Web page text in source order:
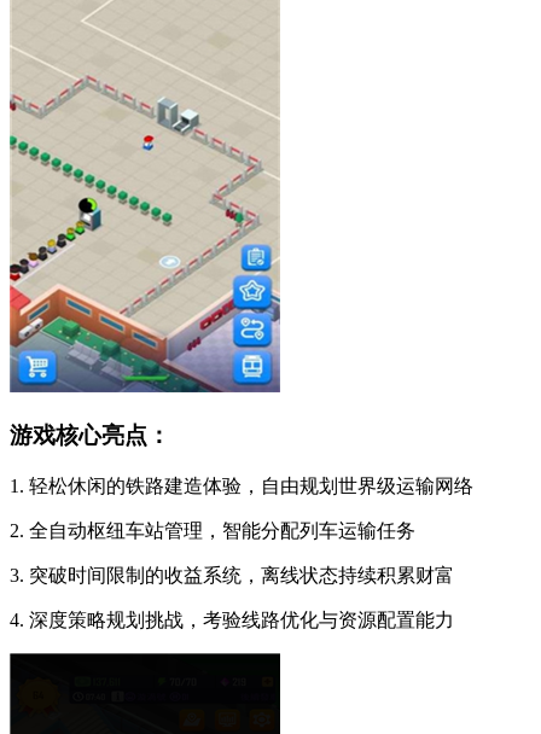
游戏核心亮点：
1. 轻松休闲的铁路建造体验，自由规划世界级运输网络
2. 全自动枢纽车站管理，智能分配列车运输任务
3. 突破时间限制的收益系统，离线状态持续积累财富
4. 深度策略规划挑战，考验线路优化与资源配置能力